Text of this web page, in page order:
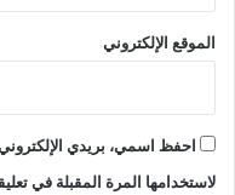
الموقع الإلكتروني
احفظ اسمي، بريدي
لاستخدامها المرة المقبلة في